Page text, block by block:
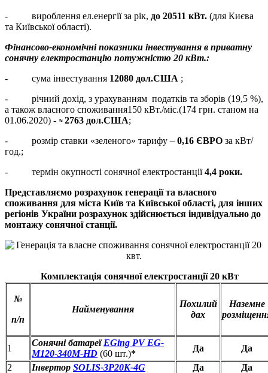
- вироблення ел.енергії за рік, до 20511 кВт. (для Києва
та Київської області).
Фінансово-економічні показники інвестування в приватну
сонячну електростанцію потужністю 20 кВт.:
- сума інвестування 12080 дол.США ;
- річний дохід, з урахуванням податків та зборів (19,5 %),
а також власного споживання150 кВт./міс.(174 грн. станом на
01.06.2020) - ≈ 2763 дол.США;
- розмір ставки «зеленого» тарифу – 0,16 ЄВРО за кВт/
год.;
- термін окупності сонячної електростанції4,4 роки.
Представляємо розрахунок генерації та власного
споживання для міста Київ та Київської області, для інших
регіонів України розрахунок здійснюється індивідуально до
монтажу сонячної станції.
Комплектація сонячної електростанції 20 кВт
№
п/п
Найменування
Похилий
дах
Наземне
1
Сонячні батареїEGing PV EG-
M120-340M-HD (60 шт.)*
Да
Да
2
Інвертор SOLIS-3P20K-4G Да
Да